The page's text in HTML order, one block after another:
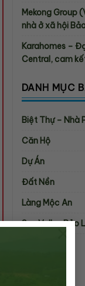
×
Mekong Group
nhà ở xã hội
Karahomes –
Central, cam
DANH MỤC
Biệt Thự – Nhà
Căn Hộ
Dự Án
Đất Nền
Làng Mộc An
Sun Valley Bảo